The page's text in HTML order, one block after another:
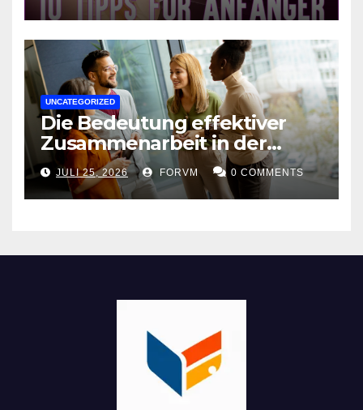
UNCATEGORIZED
Die Bedeutung effektiver
Zusammenarbeit in der
Arbeitswelt
JULI 25, 2026 FORVM 0 COMMENTS